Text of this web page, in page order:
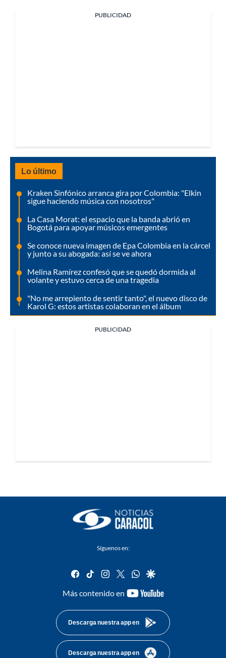
PUBLICIDAD
Lo último
Kraken Sinfónico arranca gira por Colombia: "Elkin
sigue haciendo música con nosotros"
La Casa Morat: el espacio que la banda abrió en
Bogotá para apoyar músicos emergentes
Se conoce nueva imagen de Epa Colombia en la cárcel
y junto a su abogada: así se ve ahora
Melina Ramírez confesó que se quedó dormida al
volante y estuvo cerca de una tragedia
"No me arrepiento de sentir tanto", el nuevo disco de
Karol G: estos artistas colaboran en el álbum
PUBLICIDAD
Síguenos en:
facebook
tiktok instagram
twitterwhatsapp
google
Más contenido en
youtube-
Descarga nuestra app en
Descarga nuestra app en